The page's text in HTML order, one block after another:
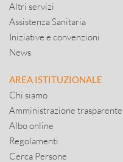
Altri servizi
Assistenza Sanitaria
Iniziative e convenzioni
News
AREA ISTITUZIONALE
Chi siamo
Amministrazione trasparente
Albo online
Regolamenti
Cerca Persone